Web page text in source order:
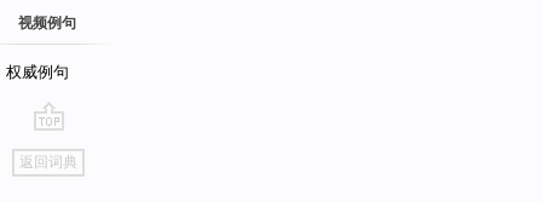
视频例句
权威例句
go
top
返回词典